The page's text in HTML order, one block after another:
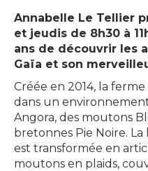
Annabelle Le Tellier
et jeudis de 8h30 à
ans de découvrir les
Gaïa et son
Créée en 2014, la
dans un
Angora, des moutons
bretonnes Pie Noire.
est transformée en
moutons en plaids,